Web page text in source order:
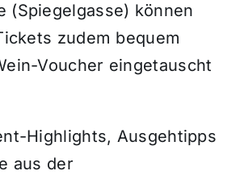
(Spiegelgasse) können
zudem bequem
Voucher eingetauscht
Highlights, Ausgehtipps
aus der